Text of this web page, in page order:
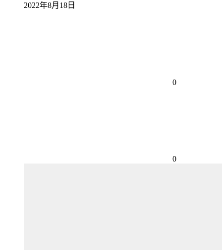
2022年8月18日
0
0